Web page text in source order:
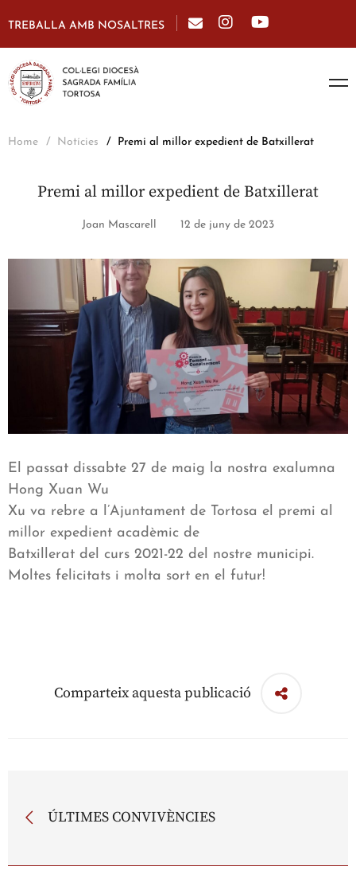
TREBALLA AMB NOSALTRES
Home Notícies Premi al millor expedient de Batxillerat
Premi al millor expedient de Batxillerat
Joan Mascarell 12 de juny de 2023
El passat dissabte 27 de maig la nostra exalumna
Hong Xuan Wu
Xu va rebre a l’Ajuntament de Tortosa el premi al
millor expedient acadèmic de
Batxillerat del curs 2021-22 del nostre municipi.
Moltes felicitats i molta sort en el futur!
Comparteix aquesta publicació
ÚLTIMES CONVIVÈNCIES